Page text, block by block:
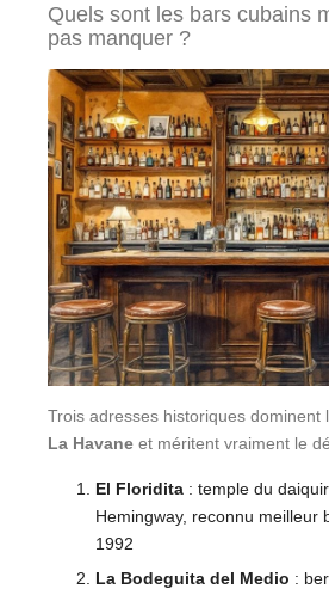
Quels sont les bars cubains
pas manquer ?
Trois adresses historiques dominent
La Havane et méritent vraiment le
El Floridita : temple du
Hemingway, reconnu meilleur
1992
La Bodeguita del Medio :